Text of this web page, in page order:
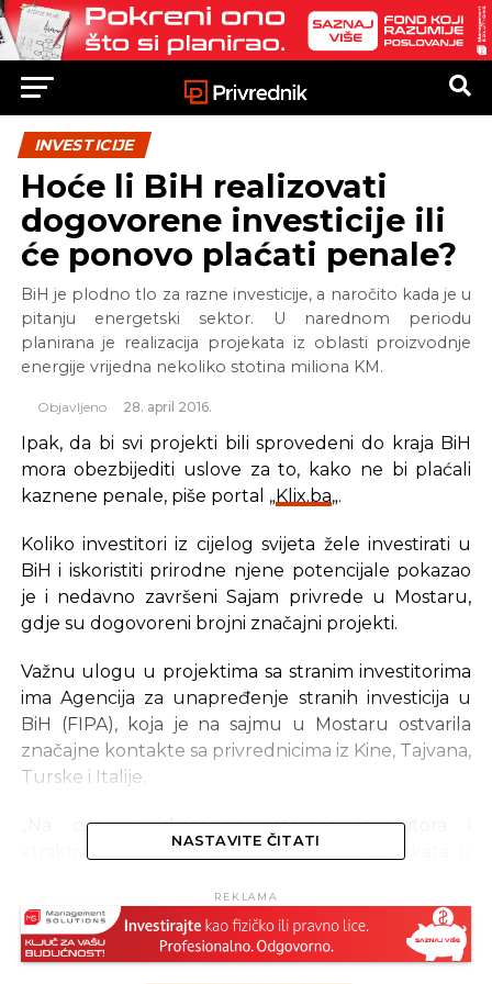
INVESTICIJE
Hoće li BiH realizovati
dogovorene investicije ili
će ponovo plaćati penale?
BiH je plodno tlo za razne investicije, a naročito kada je u
pitanju energetski sektor. U narednom periodu
planirana je realizacija projekata iz oblasti proizvodnje
energije vrijedna nekoliko stotina miliona KM.
Objavljeno 28. april 2016.
Ipak, da bi svi projekti bili sprovedeni do kraja BiH
mora obezbijediti uslove za to, kako ne bi plaćali
kaznene penale, piše portal „Klix.ba„.
Koliko investitori iz cijelog svijeta žele investirati u
BiH i iskoristiti prirodne njene potencijale pokazao
je i nedavno završeni Sajam privrede u Mostaru,
gdje su dogovoreni brojni značajni projekti.
Važnu ulogu u projektima sa stranim investitorima
ima Agencija za unapređenje stranih investicija u
BiH (FIPA), koja je na sajmu u Mostaru ostvarila
značajne kontakte sa privrednicima iz Kine, Tajvana,
Turske i Italije.
„Na osnovu iskazanog interesa investitora i
atraktivnosti investicijskih raspoloživih projekata u
Kongora, Miljevina, Kakanj – Blok 8, Bugojno, Tuzla
– Blok 7, jer su po vrijednosti trenutno najveći, te
nekoliko projekata vjetroelektrana i solarnih
NASTAVITE ČITATI
REKLAMA